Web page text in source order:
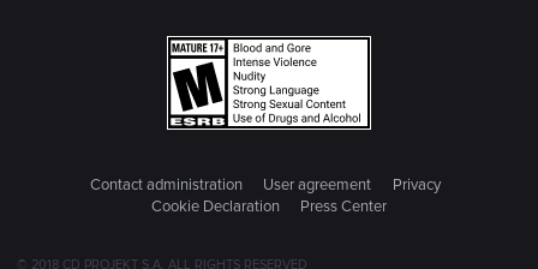
Contact administration User agreement
Privacy
Cookie Declaration
Press Center
© 2018 CD PROJEKT S.A. ALL RIGHTS RESERVED